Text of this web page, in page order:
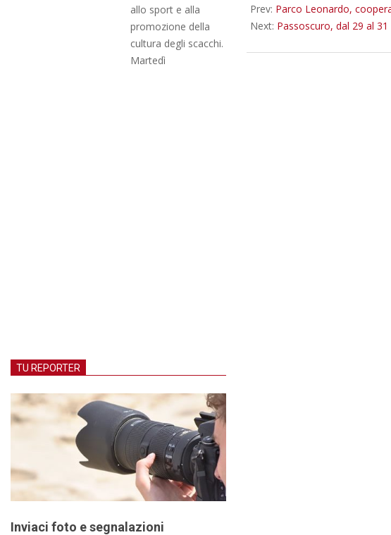
Prev: Parco Leonardo,
Next: Passoscuro, dal 29 al
allo sport e alla
promozione della
cultura degli scacchi.
Martedì
TU REPORTER
Inviaci foto e segnalazioni